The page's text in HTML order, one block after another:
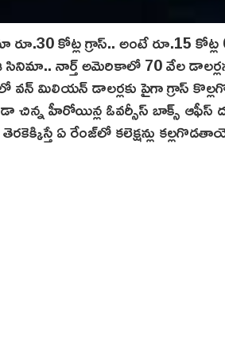
కోట్ల గ్రాస్.. అంటే రూ.15 కోట్ల
నార్త్ అమెరికాలో 70 వేల
మిలియన్ డాలర్లకు పైగా గ్రాస్‌
చిన్న హీరోయిన్ల ఓవర్సీస్ బాక్స్ ఆఫీస్
ఏ రేంజ్‌లో కలెక్షన్లు